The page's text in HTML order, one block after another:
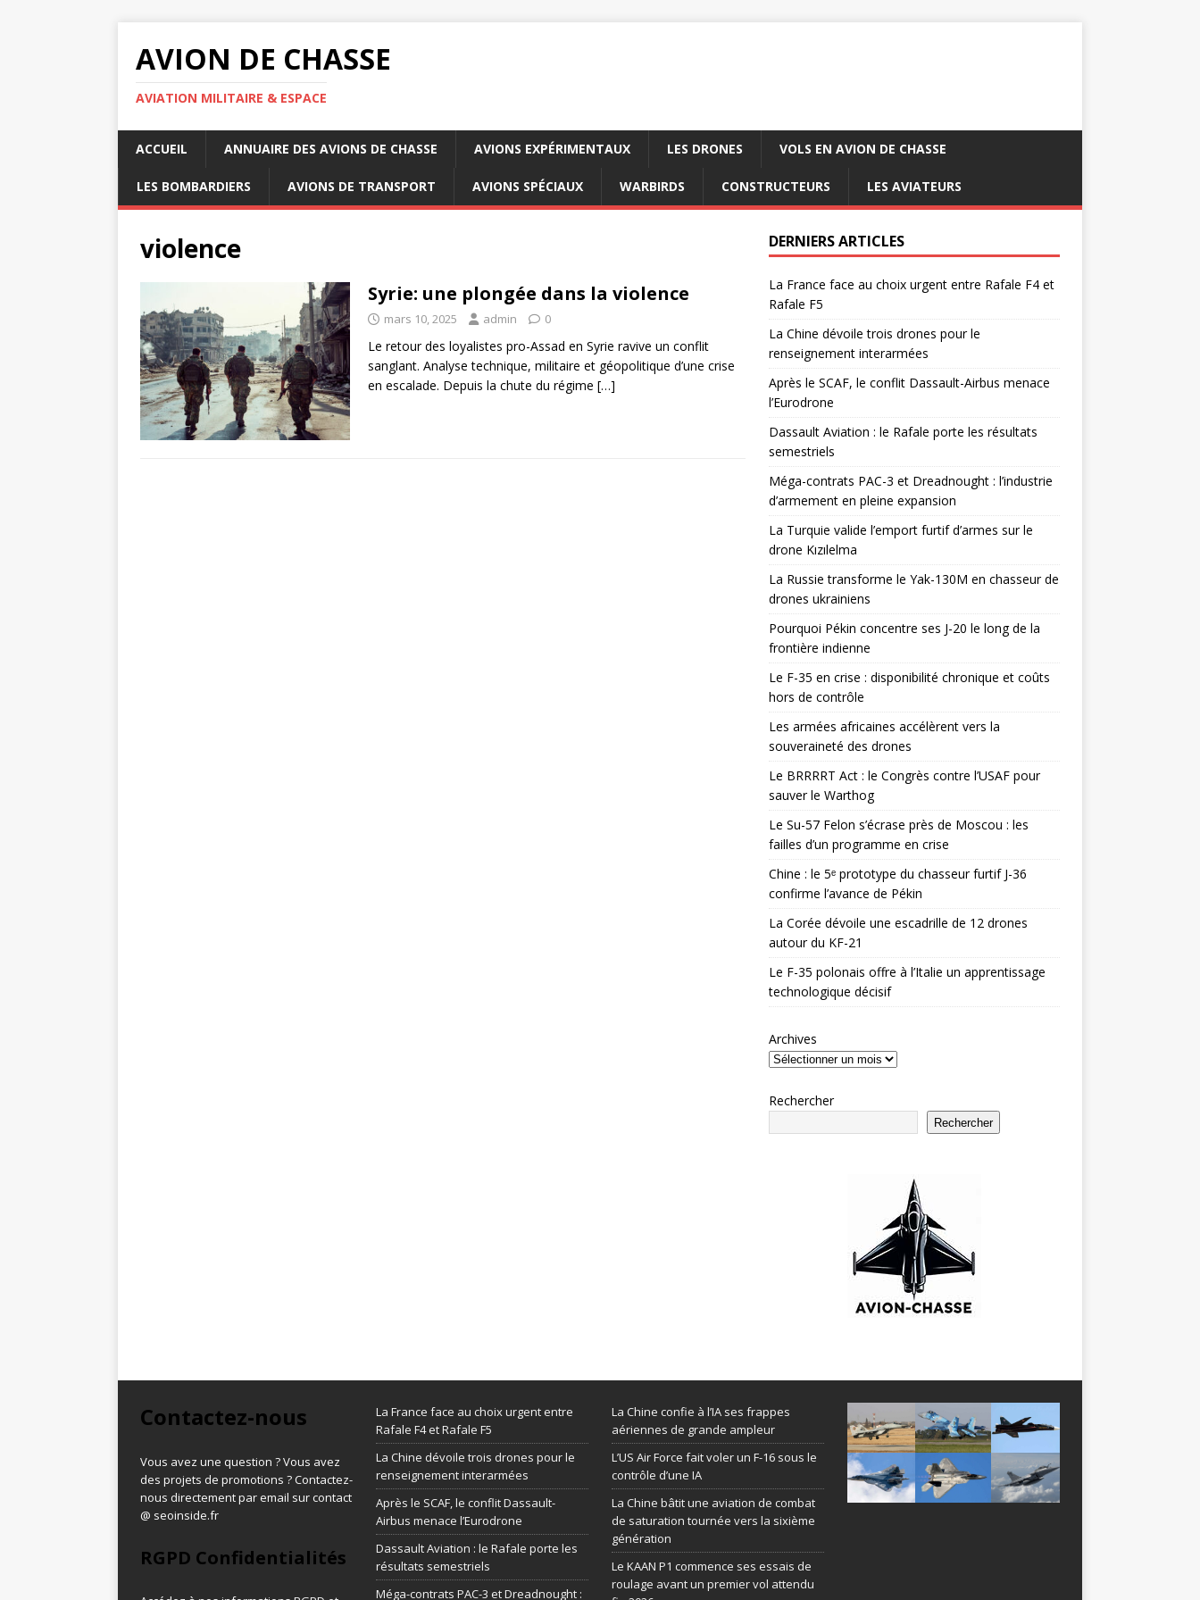
AVION DE CHASSE
AVIATION MILITAIRE & ESPACE
ACCUEIL ANNUAIRE DES AVIONS DE CHASSE AVIONS EXPÉRIMENTAUX LES DRONES VOLS EN AVION DE CHASSE
LES BOMBARDIERS AVIONS DE TRANSPORT AVIONS SPÉCIAUX WARBIRDS CONSTRUCTEURS LES AVIATEURS
violence
Syrie: une plongée dans la violence
mars 10, 2025 admin 0
Le retour des loyalistes pro-Assad en Syrie ravive un conflit
sanglant. Analyse technique, militaire et géopolitique d’une crise
en escalade. Depuis la chute du régime […]
DERNIERS ARTICLES
La France face au choix urgent entre Rafale F4 et
Rafale F5
La Chine dévoile trois drones pour le
renseignement interarmées
Après le SCAF, le conflit Dassault-Airbus menace
l’Eurodrone
Dassault Aviation : le Rafale porte les résultats
semestriels
Méga-contrats PAC-3 et Dreadnought : l’industrie
d’armement en pleine expansion
La Turquie valide l’emport furtif d’armes sur le
drone Kızılelma
La Russie transforme le Yak-130M en chasseur de
drones ukrainiens
Pourquoi Pékin concentre ses J-20 le long de la
frontière indienne
Le F-35 en crise : disponibilité chronique et coûts
hors de contrôle
Les armées africaines accélèrent vers la
souveraineté des drones
Le BRRRRT Act : le Congrès contre l’USAF pour
sauver le Warthog
Le Su-57 Felon s’écrase près de Moscou : les
failles d’un programme en crise
Chine : le 5ᵉ prototype du chasseur furtif J-36
confirme l’avance de Pékin
La Corée dévoile une escadrille de 12 drones
autour du KF-21
Le F-35 polonais offre à l’Italie un apprentissage
technologique décisif
Archives
Rechercher
Rechercher
Contactez-nous
Vous avez une question ? Vous avez
des projets de promotions ? Contactez-
nous directement par email sur contact
@ seoinside.fr
RGPD Confidentialités
La France face au choix urgent entre
Rafale F4 et Rafale F5
La Chine dévoile trois drones pour le
renseignement interarmées
Après le SCAF, le conflit Dassault-
Airbus menace l’Eurodrone
Dassault Aviation : le Rafale porte les
résultats semestriels
Méga-contrats PAC-3 et Dreadnought :
La Chine confie à l’IA ses frappes
aériennes de grande ampleur
L’US Air Force fait voler un F-16 sous le
contrôle d’une IA
La Chine bâtit une aviation de combat
de saturation tournée vers la sixième
génération
Le KAAN P1 commence ses essais de
roulage avant un premier vol attendu